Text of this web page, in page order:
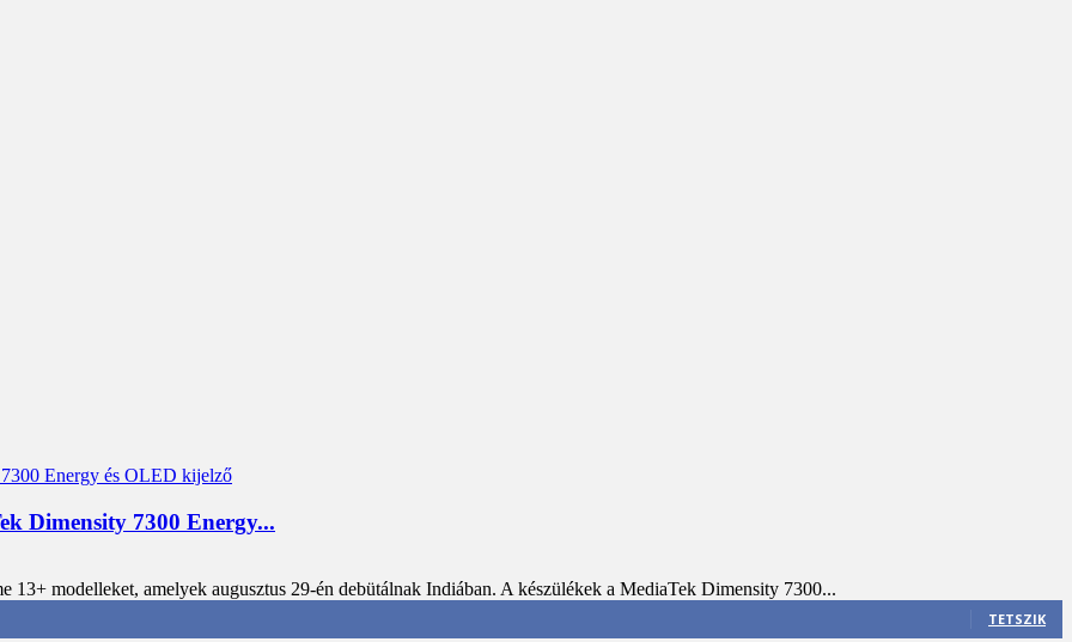
Dimensity 7300 Energy...
13+ modelleket, amelyek augusztus 29-én debütálnak Indiában. A készülékek a MediaTek Dimensity 7300...
TETSZIK